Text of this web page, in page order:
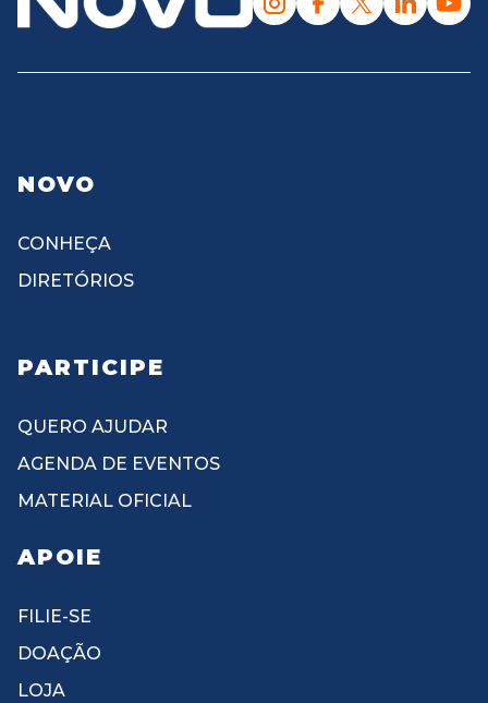
NOVO
CONHEÇA
DIRETÓRIOS
PARTICIPE
QUERO AJUDAR
AGENDA DE EVENTOS
MATERIAL OFICIAL
APOIE
FILIE-SE
DOAÇÃO
LOJA